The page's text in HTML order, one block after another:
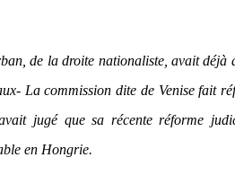
de la droite nationaliste, avait déjà
La commission dite de Venise fait
jugé que sa récente réforme
en Hongrie.